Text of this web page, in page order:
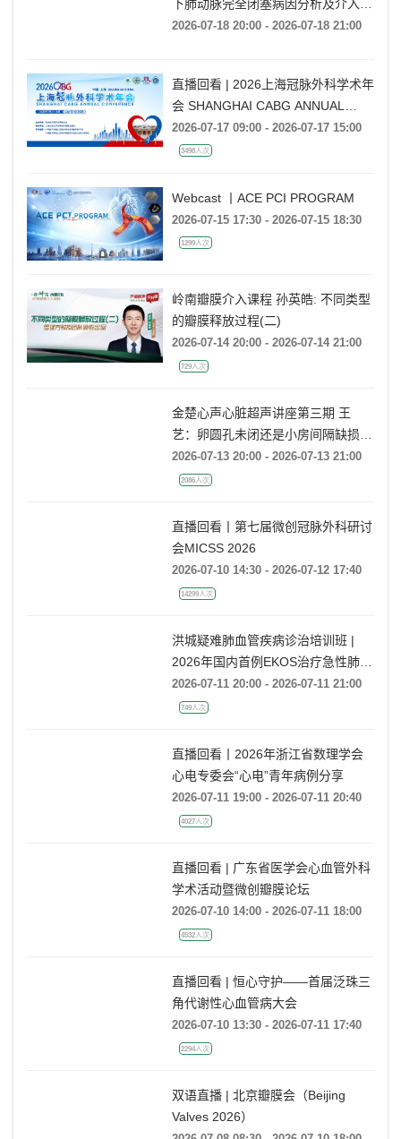
下肺动脉完全闭塞病因分析及介入开
直播回看 | 2026上海冠脉外科学术年
会 SHANGHAI CABG ANNUAL
CONFERENCE
Webcast 丨ACE PCI PROGRAM
岭南瓣膜介入课程 孙英皓: 不同类型
的瓣膜释放过程(二)
金楚心声心脏超声讲座第三期 王
艺：卵圆孔未闭还是小房间隔缺损，
直播回看丨第七届微创冠脉外科研讨
会MICSS 2026
洪城疑难肺血管疾病诊治培训班 |
2026年国内首例EKOS治疗急性肺栓
直播回看丨2026年浙江省数理学会
心电专委会“心电”青年病例分享
直播回看 | 广东省医学会心血管外科
学术活动暨微创瓣膜论坛
直播回看 | 恒心守护——首届泛珠三
角代谢性心血管病大会
双语直播 | 北京瓣膜会（Beijing
Valves 2026）